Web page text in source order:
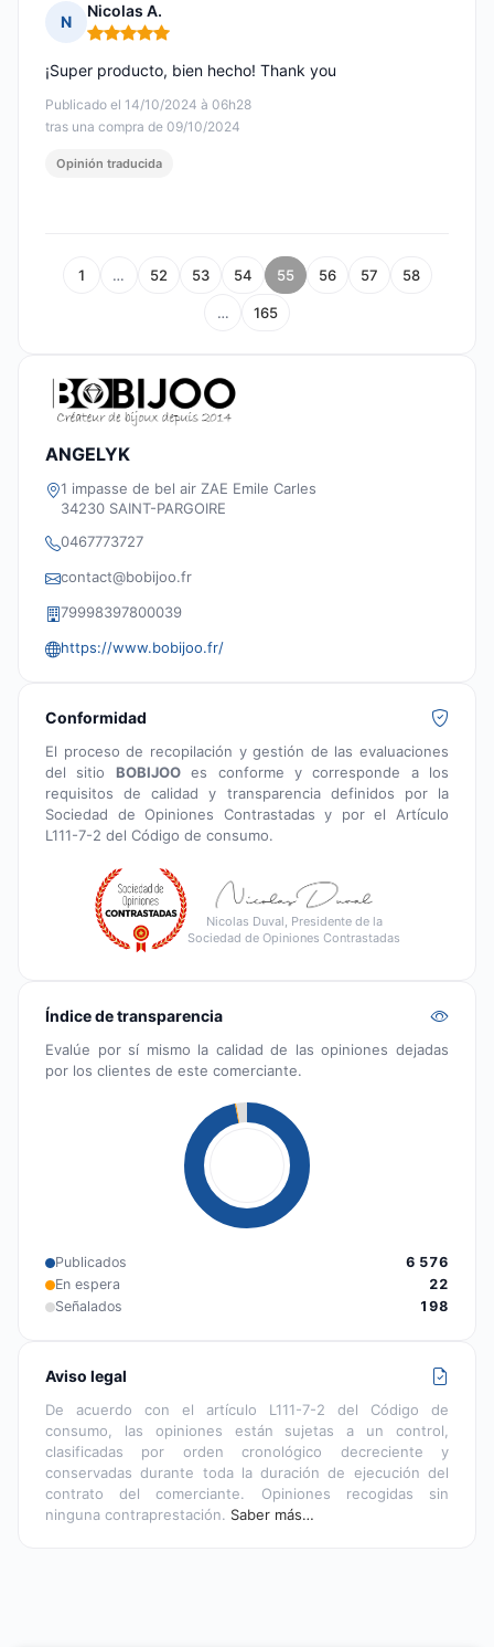
N
Nicolas A.
Nota: 5 de 5
Publicado el 14/10/2024 à 06h28
tras una compra de 09/10/2024
¡Super producto, bien hecho! Thank you
Opinión traducida
1 … 52 53 54 55 56 57 58
… 165
ANGELYK
1 impasse de bel air ZAE Emile Carles
34230 SAINT-PARGOIRE
0467773727
contact@bobijoo.fr
79998397800039
https://www.bobijoo.fr/
Conformidad
El proceso de recopilación y gestión de las evaluaciones
del sitio BOBIJOOes conforme y corresponde a los
requisitos de calidad y transparencia definidos por la
Sociedad de Opiniones Contrastadas y por el Artículo
L111-7-2 del Código de consumo.
Nicolas Duval, Presidente de la
Sociedad de Opiniones Contrastadas
Índice de transparencia
Evalúe por sí mismo la calidad de las opiniones dejadas
por los clientes de este comerciante.
Publicados
6 576
En espera
22
Señalados
198
Aviso legal
De acuerdo con el artículo L111-7-2 del Código de
consumo, las opiniones están sujetas a un control,
clasificadas por orden cronológico decreciente y
conservadas durante toda la duración de ejecución del
contrato del comerciante. Opiniones recogidas sin
ninguna contraprestación. Saber más…